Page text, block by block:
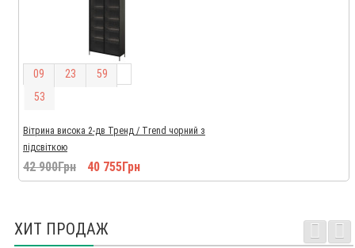
09 23 59
52
Вітрина висока 2-дв Тренд / Trend чорний з
підсвіткою
42 900Грн 40 755Грн
ХИТ ПРОДАЖ